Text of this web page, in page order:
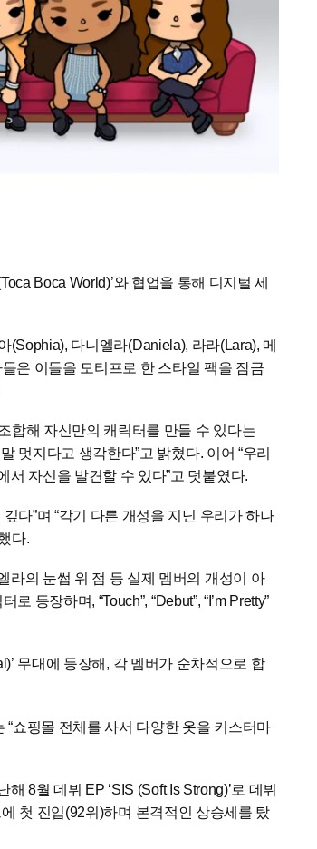
Boca World)’와 협업을 통해 디지털 세
다니엘라(Daniela), 라라(Lara), 메
은 이들을 모티프로 한 스타일 팩을 잠금
합해 자신만의 캐릭터를 만들 수 있다는
멋지다고 생각한다”고 밝혔다. 이어 “우리
자신을 발견할 수 있다”고 덧붙였다.
다”며 “각기 다른 개성을 지닌 우리가 하나
다.
라의 눈썹 위 점 등 실제 멤버의 개성이 아
등장하며, “Touch”, “Debut”, “I’m Pretty”
무대에 등장해, 각 멤버가 순차적으로 합
“쇼핑몰 전체를 사서 다양한 옷을 커스터마
8월 데뷔 EP ‘SIS (Soft Is Strong)’로 데뷔
첫 진입(92위)하며 본격적인 상승세를 탔